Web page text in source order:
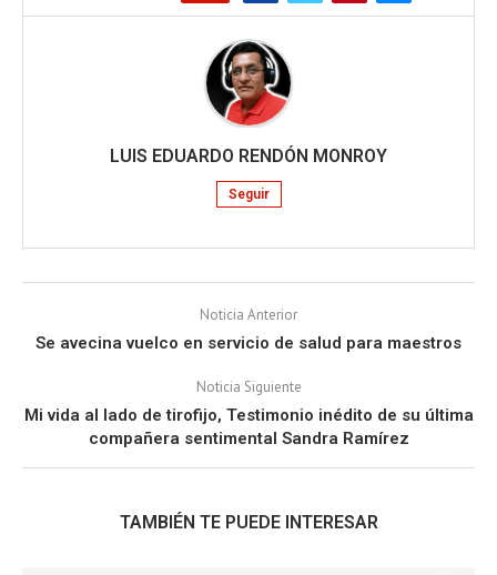
LUIS EDUARDO RENDÓN MONROY
Seguir
Noticia Anterior
Se avecina vuelco en servicio de salud para maestros
Noticia Siguiente
Mi vida al lado de tirofijo, Testimonio inédito de su última
compañera sentimental Sandra Ramírez
TAMBIÉN TE PUEDE INTERESAR